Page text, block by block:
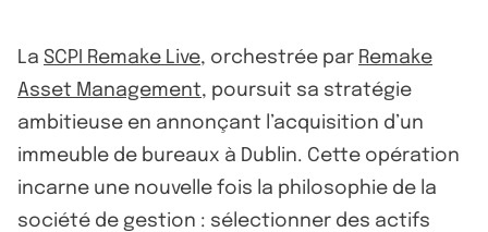
La SCPI Remake Live, orchestrée par Remake
Asset Management, poursuit sa stratégie
ambitieuse en annonçant l’acquisition d’un
immeuble de bureaux à Dublin. Cette opération
incarne une nouvelle fois la philosophie de la
société de gestion : sélectionner des actifs